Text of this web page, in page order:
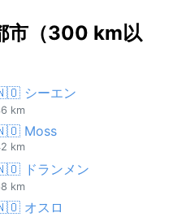
市（300 km以
シーエン
km
Moss
km
ドランメン
km
オスロ